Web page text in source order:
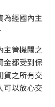
為經國內主
主管機關之
金都受到保
貨之所有交
可以放心交